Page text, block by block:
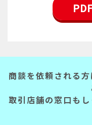
商談を依頼される
取引店舗の窓口も